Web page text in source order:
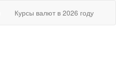
Курсы валют в 2026 году